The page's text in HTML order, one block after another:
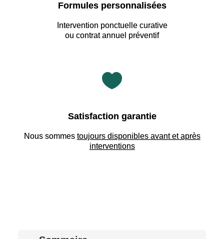
Formules personnalisées
Intervention ponctuelle curative
ou contrat annuel préventif

Satisfaction garantie
Nous sommes toujours disponibles avant et après
interventions